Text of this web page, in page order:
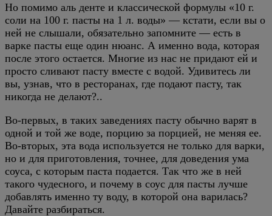
Но помимо аль денте и классической формулы «10 г.
соли на 100 г. пасты на 1 л. воды» — кстати, если вы о
ней не слышали, обязательно запомните — есть в
варке пасты еще один нюанс. А именно вода, которая
после этого остается. Многие из нас не придают ей и
просто сливают пасту вместе с водой. Удивитесь ли
вы, узнав, что в ресторанах, где подают пасту, так
никогда не делают?..
Во-первых, в таких заведениях пасту обычно варят в
одной и той же воде, порцию за порцией, не меняя ее.
Во-вторых, эта вода используется не только для варки,
но и для приготовления, точнее, для доведения ума
соуса, с которым паста подается. Так что же в ней
такого чудесного, и почему в соус для пасты лучше
добавлять именно ту воду, в которой она варилась?
Давайте разбираться.